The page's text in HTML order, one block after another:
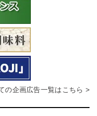
の企画広告一覧はこちら >